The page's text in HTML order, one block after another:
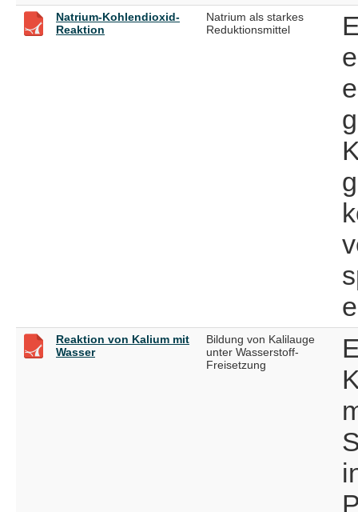
Natrium-Kohlendioxid-
Reaktion
Natrium als starkes
Reduktionsmittel
Reaktion von Kalium mit
Wasser
Bildung von Kalilauge
unter Wasserstoff-
Freisetzung